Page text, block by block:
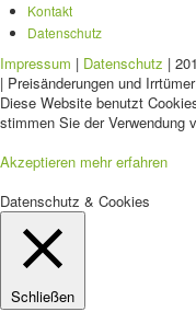
Kontakt
Datenschutz
Impressum | Datenschutz |
| Preisänderungen und
Diese Website benutzt
stimmen Sie der Verwendung
Akzeptieren mehr erfahren
Datenschutz & Cookies
Schließen